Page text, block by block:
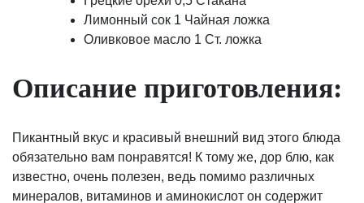
Лимонный сок 1 Чайная ложка
Оливковое масло 1 Ст. ложка
Описание приготовления:
Пикантный вкус и красивый внешний вид этого блюда
обязательно вам понравятся! К тому же, дор блю, как
известно, очень полезен, ведь помимо различных
минералов, витаминов и аминокислот он содержит